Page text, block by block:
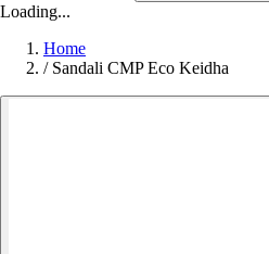
Loading...
Home
/ Sandali CMP Eco Keidha